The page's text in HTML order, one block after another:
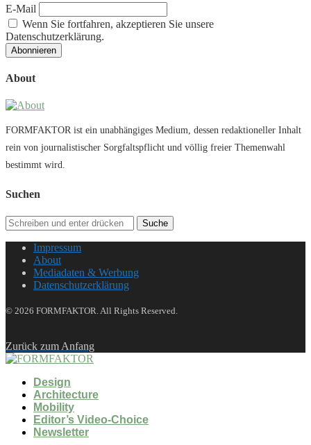
E-Mail
Wenn Sie fortfahren, akzeptieren Sie unsere
Datenschutzerklärung.
About
FORMFAKTOR ist ein unabhängiges Medium, dessen redaktioneller Inhalt
rein von journalistischer Sorgfaltspflicht und völlig freier Themenwahl
bestimmt wird.
Suchen
Suche
Impressum
About
Mediadaten & Werbung
Datenschutzerklärung
© 2026 FORMFAKTOR. All Rights Reserved.
Zurück zum Anfang
Design
Architecture
Mobility
Editor’s Video-Choice
Newsletter